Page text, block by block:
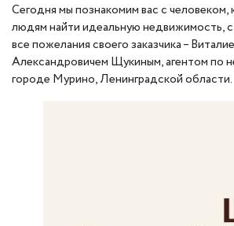
Сегодня мы познакомим вас с человеком,
людям найти идеальную недвижимость,
все пожелания своего заказчика –
Александровичем Щукиным, агентом по
городе Мурино, Ленинградской области.